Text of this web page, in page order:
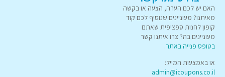
האם יש לכם הערה, הצעה או בקשה
מאיתנו? מעוניינים שנוסיף לכם קוד
קופון לחנות ספציפית שאתם
מעוניינים בה? צרו איתנו קשר
בטופס פנייה באתר.
או באמצעות המייל:
admin@icoupons.co.il